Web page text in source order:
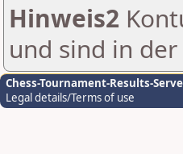
Hinweis2
und sind in
Chess-Tournament-Results-
Legal details/Terms of use